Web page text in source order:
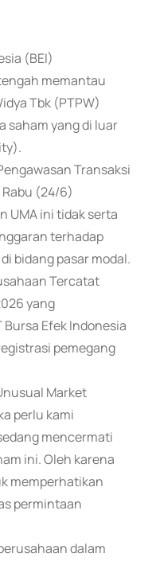
(BEI)
memantau
Tbk (PTPW)
saham yang di luar
Transaksi
(24/6)
UMA ini tidak serta
terhadap
bidang pasar modal.
Tercatat
yang
Efek Indonesia
pemegang
Market
perlu kami
mencermati
ini. Oleh karena
memperhatikan
permintaan
dalam